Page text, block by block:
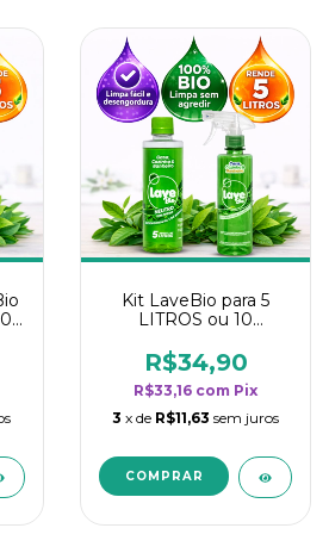
Kit LaveBio para 5
LITROS ou 10
rendimento da
categoria - Neutro
R$34,90
R$33,16 com Pix
3 x de R$11,63 sem juros